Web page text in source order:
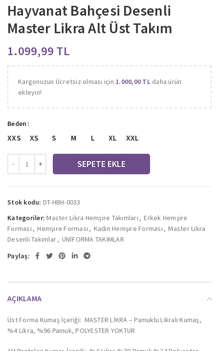
Hayvanat Bahçesi Desenli
Master Likra Alt Üst Takım
TL
Kargonuzun Ücretsiz olması için 1.000,00 TLdaha ürün
ekleyin!
Beden
XXS XS S M L XL XXL
SEPETE EKLE
Stok kodu: DT-HBH-0033
Kategoriler: Master Likra Hemşire Takımları , Erkek Hemşire
Forması , Hemşire Forması , Kadın Hemşire Forması , Master Likra
Desenli Takımlar, ÜNİFORMA TAKIMLAR
Paylaş:
AÇIKLAMA
Üst Forma Kumaş İçeriği: MASTER LİKRA – Pamuklu Likralı Kumaş,
%4 Likra, %96 Pamuk, POLYESTER YOKTUR